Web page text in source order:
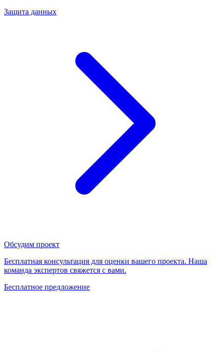
Защита данных
Обсудим проект
Бесплатная консультация для оценки вашего проекта. Наша
команда экспертов свяжется с вами.
Бесплатное предложение